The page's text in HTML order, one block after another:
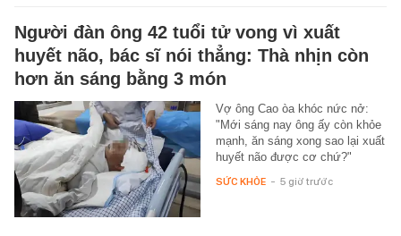
Người đàn ông 42 tuổi tử vong vì xuất
huyết não, bác sĩ nói thẳng: Thà nhịn còn
hơn ăn sáng bằng 3 món
Vợ ông Cao òa khóc nức nở:
"Mới sáng nay ông ấy còn khỏe
mạnh, ăn sáng xong sao lại xuất
huyết não được cơ chứ?"
SỨC KHỎE - 5 giờ trước